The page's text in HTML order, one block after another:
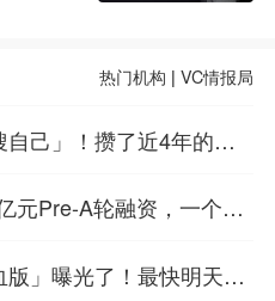
热门机构 |VC情报局
己」！攒了近4年的对
元Pre-A轮融资，一个上
」曝光了！最快明天发